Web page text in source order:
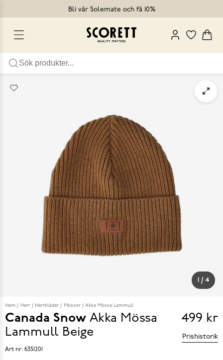
Bli vår Solemate och få 10%
/ 4
Hem Herr Herrkläder Mössor Akka Mössa Lammull
Canada Snow Akka Mössa
Lammull Beige
Pris
499 kr
499 kr
Prishistorik
Art nr: 6351201